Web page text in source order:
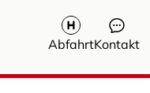
AbfahrtKontakt